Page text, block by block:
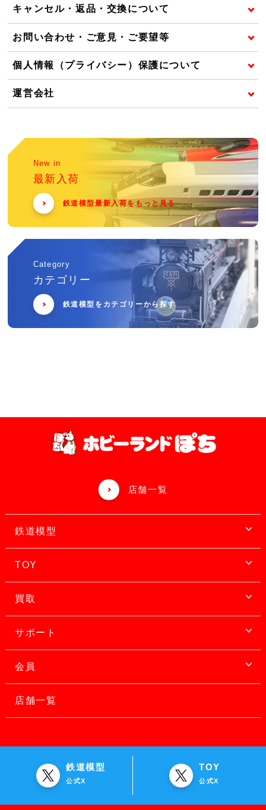
キャンセル・返品・交換について
お問い合わせ・ご意見・ご要望等
個人情報（プライバシー）保護について
運営会社
New in
最新入荷
鉄道模型最新入荷をもっと見る
Category
カテゴリー
鉄道模型をカテゴリーから探す
店舗一覧
鉄道模型
TOY
買取
サポート
会員
店舗一覧
鉄道模型
公式X
TOY
公式X